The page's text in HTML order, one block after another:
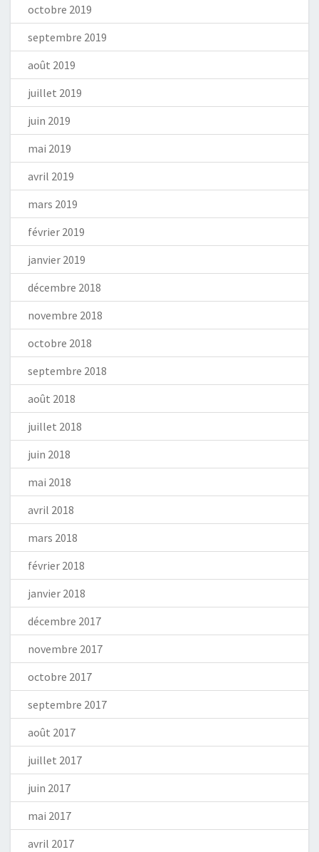
octobre 2019
septembre 2019
août 2019
juillet 2019
juin 2019
mai 2019
avril 2019
mars 2019
février 2019
janvier 2019
décembre 2018
novembre 2018
octobre 2018
septembre 2018
août 2018
juillet 2018
juin 2018
mai 2018
avril 2018
mars 2018
février 2018
janvier 2018
décembre 2017
novembre 2017
octobre 2017
septembre 2017
août 2017
juillet 2017
juin 2017
mai 2017
avril 2017